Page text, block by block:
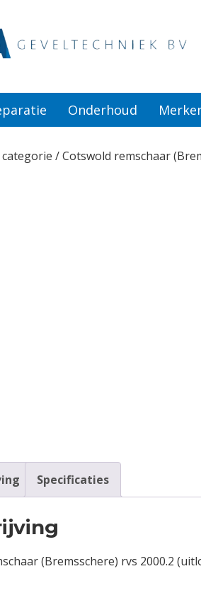
Onderhoud
categorie / Cotswold remschaar
Specificaties
(Bremsschere) rvs 2000.2